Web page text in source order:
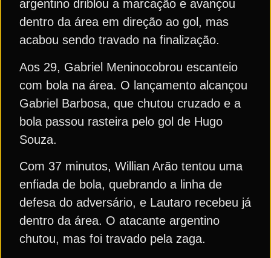
argentino driblou a marcação e avançou
dentro da área em direção ao gol, mas
acabou sendo travado na finalização.
Aos 29, Gabriel Meninocobrou escanteio
com bola na área. O lançamento alcançou
Gabriel Barbosa, que chutou cruzado e a
bola passou rasteira pelo gol de Hugo
Souza.
Com 37 minutos, Willian Arão tentou uma
enfiada de bola, quebrando a linha de
defesa do adversário, e Lautaro recebeu já
dentro da área. O atacante argentino
chutou, mas foi travado pela zaga.